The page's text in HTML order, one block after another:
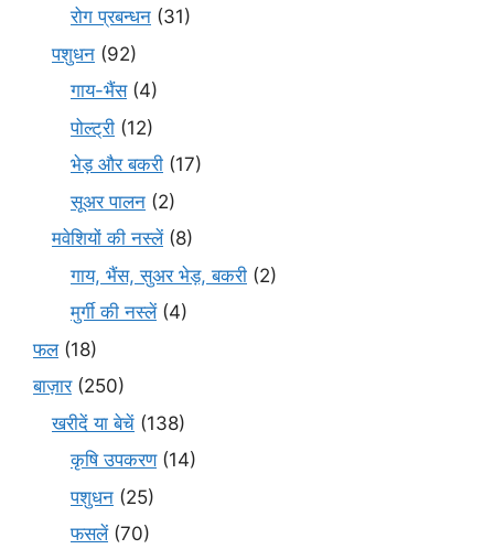
रोग प्रबन्धन (31)
पशुधन (92)
गाय-भैंस(4)
पोल्ट्री (12)
भेड़ और बकरी (17)
सूअर पालन (2)
मवेशियों की नस्लें(8)
गाय, भैंस, सुअर भेड़, बकरी (2)
मुर्गी की नस्लें(4)
फल(18)
बाज़ार(250)
खरीदें या बेचें (138)
कृषि उपकरण(14)
पशुधन (25)
फसलें(70)